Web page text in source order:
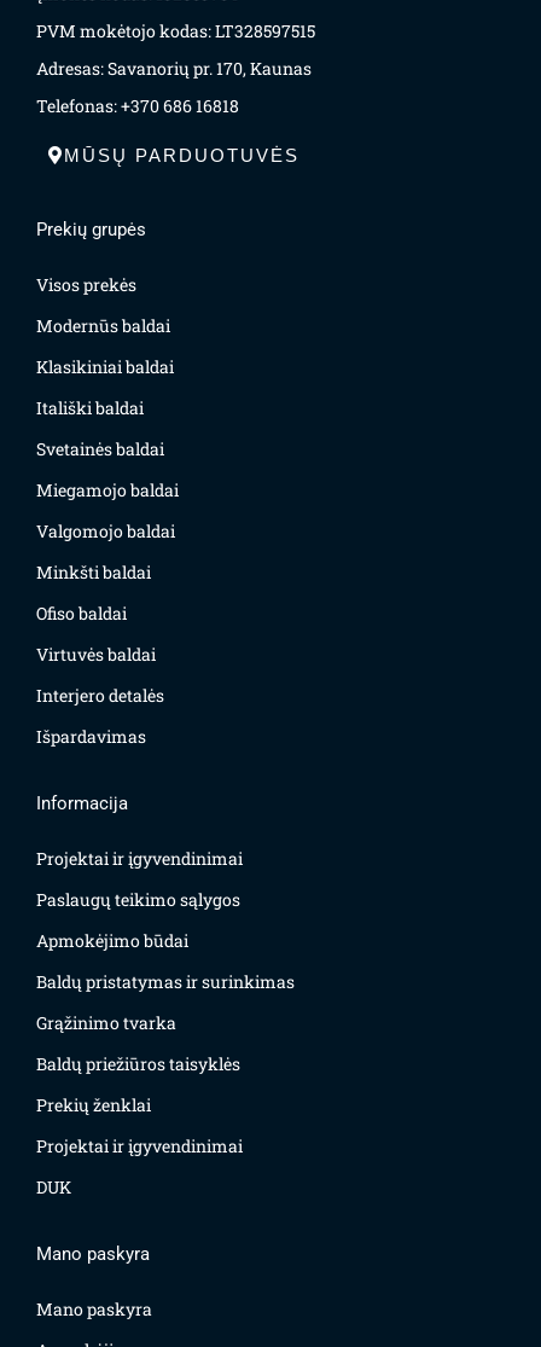
PVM mokėtojo kodas: LT328597515
Adresas: Savanorių pr. 170, Kaunas
Telefonas: +370 686 16818
MŪSŲ PARDUOTUVĖS
Prekių grupės
Visos prekės
Modernūs baldai
Klasikiniai baldai
Itališki baldai
Svetainės baldai
Miegamojo baldai
Valgomojo baldai
Minkšti baldai
Ofiso baldai
Virtuvės baldai
Interjero detalės
Išpardavimas
Informacija
Projektai ir įgyvendinimai
Paslaugų teikimo sąlygos
Apmokėjimo būdai
Baldų pristatymas ir surinkimas
Grąžinimo tvarka
Baldų priežiūros taisyklės
Prekių ženklai
Projektai ir įgyvendinimai
DUK
Mano paskyra
Mano paskyra